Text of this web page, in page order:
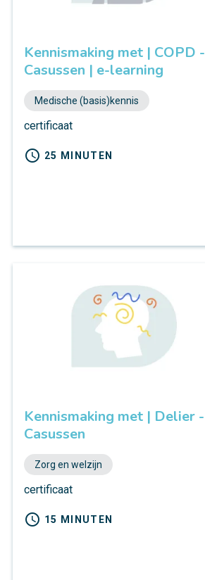
Kennismaking met | COPD -
Casussen | e-learning
Medische (basis)kennis
certificaat
schedule 25 MINUTEN
Kennismaking met | Delier -
Casussen
Zorg en welzijn
certificaat
schedule 15 MINUTEN